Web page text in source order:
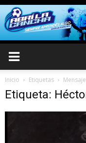
Inicio Etiquetas
Etiqueta: